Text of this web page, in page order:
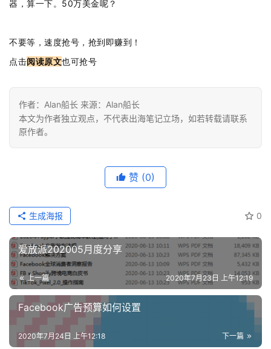
广
运
实
战
分
享
解
操
盘
手
C
l
u
干
器，算一下。50万美金呢？
不要等，速度抢号，抢到即赚到！
点击阅读原文也可抢号
作者：Alan船长 来源：Alan船长
本文为作者独立观点，不代表出海笔记立场，如若转载请联系
原作者。
赞 (0)
0
生成海报
爱放派202005月度分享
上一篇 2020年7月23日 上午12:19
Facebook广告预算如何设置
下一篇
2020年7月24日 上午12:18